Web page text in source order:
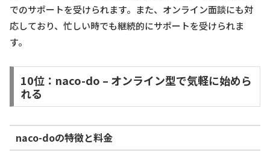
でのサポートを受けられます。また、オンライン面談にも対
応しており、忙しい時でも継続的にサポートを受けられま
す。
10位：naco-do – オンライン型で気軽に始めら
れる
naco-doの特徴と料金